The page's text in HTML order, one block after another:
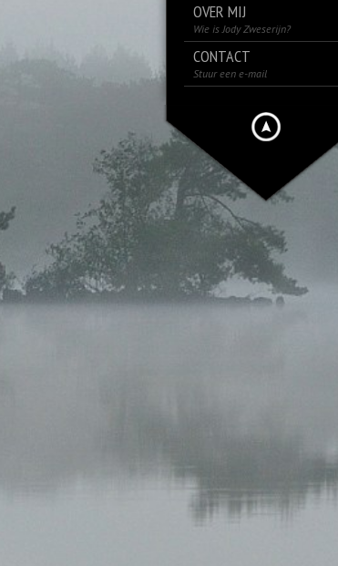
OVER MIJ
Wie is Jody Zweserijn?
CONTACT
Stuur een e-mail